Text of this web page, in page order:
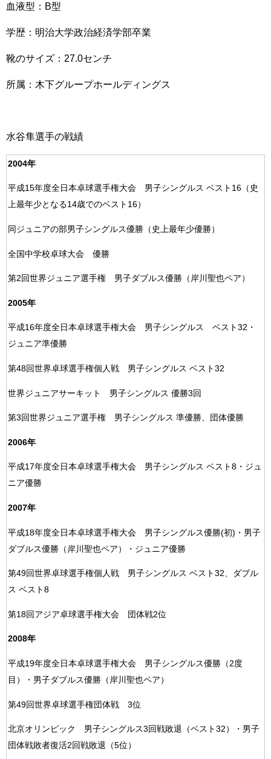
血液型：B型
学歴：明治大学政治経済学部卒業
靴のサイズ：27.0センチ
所属：木下グループホールディングス
水谷隼選手の戦績
2004年
平成15年度全日本卓球選手権大会 男子シングルス ベスト16（史
上最年少となる14歳でのベスト16）
同ジュニアの部男子シングルス優勝（史上最年少優勝）
全国中学校卓球大会 優勝
第2回世界ジュニア選手権 男子ダブルス優勝（岸川聖也ペア）
2005年
平成16年度全日本卓球選手権大会 男子シングルス ベスト32・
ジュニア準優勝
第48回世界卓球選手権個人戦 男子シングルス ベスト32
世界ジュニアサーキット 男子シングルス 優勝3回
第3回世界ジュニア選手権 男子シングルス 準優勝、団体優勝
2006年
平成17年度全日本卓球選手権大会 男子シングルス ベスト8・ジュ
ニア優勝
2007年
平成18年度全日本卓球選手権大会 男子シングルス優勝(初)・男子
ダブルス優勝（岸川聖也ペア）・ジュニア優勝
第49回世界卓球選手権個人戦 男子シングルス ベスト32、ダブル
ス ベスト8
第18回アジア卓球選手権大会 団体戦2位
2008年
平成19年度全日本卓球選手権大会 男子シングルス優勝（2度
目）・男子ダブルス優勝（岸川聖也ペア）
第49回世界卓球選手権団体戦 3位
北京オリンピック 男子シングルス3回戦敗退（ベスト32）・男子
団体戦敗者復活2回戦敗退（5位）